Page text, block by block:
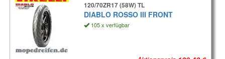
120/70ZR17 (58W) TL
DIABLO ROSSO III FRONT
105 x verfügbar